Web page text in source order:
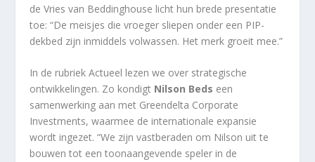
de Vries van Beddinghouse licht hun brede presentatie
toe: “De meisjes die vroeger sliepen onder een PIP-
dekbed zijn inmiddels volwassen. Het merk groeit mee.”
In de rubriek Actueel lezen we over strategische
ontwikkelingen. Zo kondigt Nilson Beds een
samenwerking aan met Greendelta Corporate
Investments, waarmee de internationale expansie
wordt ingezet. “We zijn vastberaden om Nilson uit te
bouwen tot een toonaangevende speler in de